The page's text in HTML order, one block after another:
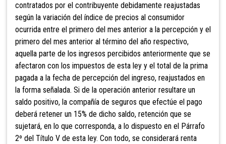
contratados por el contribuyente debidamente reajustadas
según la variación del índice de precios al consumidor
ocurrida entre el primero del mes anterior a la percepción y el
primero del mes anterior al término del año respectivo,
aquella parte de los ingresos percibidos anteriormente que se
afectaron con los impuestos de esta ley y el total de la prima
pagada a la fecha de percepción del ingreso, reajustados en
la forma señalada. Si de la operación anterior resultare un
saldo positivo, la compañía de seguros que efectúe el pago
deberá retener un 15% de dicho saldo, retención que se
sujetará, en lo que corresponda, a lo dispuesto en el Párrafo
2º del Título V de esta ley. Con todo, se considerará renta